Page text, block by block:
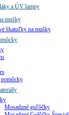
a ÚV lampy
mušky
škatuľky na mušky
Mosadzné guľôčky